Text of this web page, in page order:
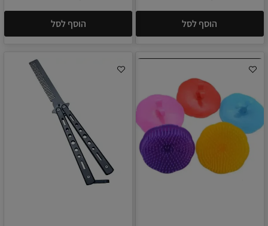
הוסף לסל הוסף לסל